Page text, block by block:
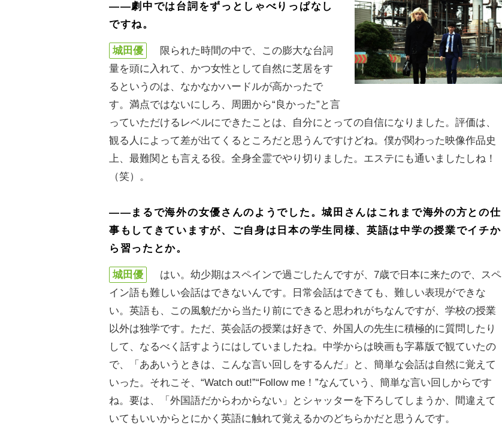
――劇中では台詞をずっとしゃべりっぱなし
ですね。
城田優
限られた時間の中で、この膨大な台詞
量を頭に入れて、かつ女性として自然に芝居をす
るというのは、なかなかハードルが高かったで
す。満点ではないにしろ、周囲から“良かった”と言
っていただけるレベルにできたことは、自分にとっての自信になりました。評価は、
観る人によって差が出てくるところだと思うんですけどね。僕が関わった映像作品史
上、最難関とも言える役。全身全霊でやり切りました。エステにも通いましたしね！
（笑）。
――まるで海外の女優さんのようでした。城田さんはこれまで海外の方との仕
事もしてきていますが、ご自身は日本の学生同様、英語は中学の授業でイチか
ら習ったとか。
城田優
はい。幼少期はスペインで過ごしたんですが、7歳で日本に来たので、スペ
イン語も難しい会話はできないんです。日常会話はできても、難しい表現ができな
い。英語も、この風貌だから当たり前にできると思われがちなんですが、学校の授業
以外は独学です。ただ、英会話の授業は好きで、外国人の先生に積極的に質問したり
して、なるべく話すようにはしていましたね。中学からは映画も字幕版で観ていたの
で、「ああいうときは、こんな言い回しをするんだ」と、簡単な会話は自然に覚えて
いった。それこそ、“Watch out!”“Follow me！”なんていう、簡単な言い回しからです
ね。要は、「外国語だからわからない」とシャッターを下ろしてしまうか、間違えて
いてもいいからとにかく英語に触れて覚えるかのどちらかだと思うんです。